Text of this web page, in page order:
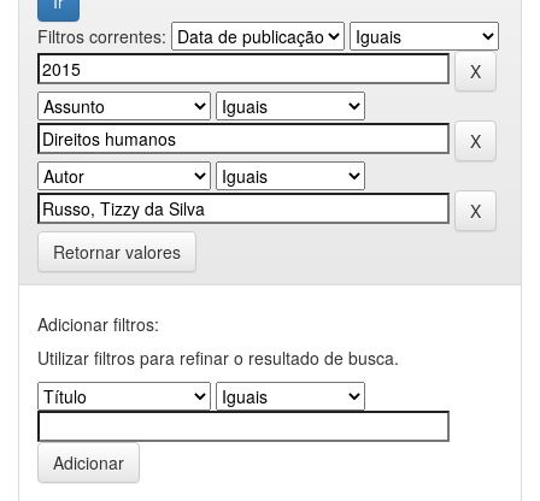
Filtros correntes:
Retornar valores
Adicionar filtros:
Utilizar filtros para refinar o resultado de busca.